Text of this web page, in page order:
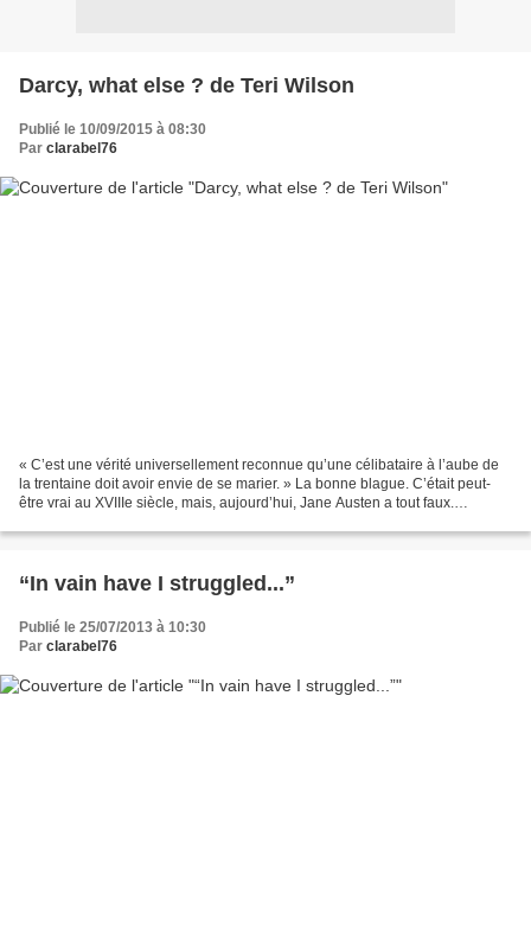
Darcy, what else ? de Teri Wilson
Publié le 10/09/2015 à 08:30
Par clarabel76
« C’est une vérité universellement reconnue qu’une célibataire à l’aube de
la trentaine doit avoir envie de se marier. » La bonne blague. C’était peut-
être vrai au XVIIIe siècle, mais, aujourd’hui, Jane Austen a tout faux.
“In vain have I struggled...”
Publié le 25/07/2013 à 10:30
Par clarabel76